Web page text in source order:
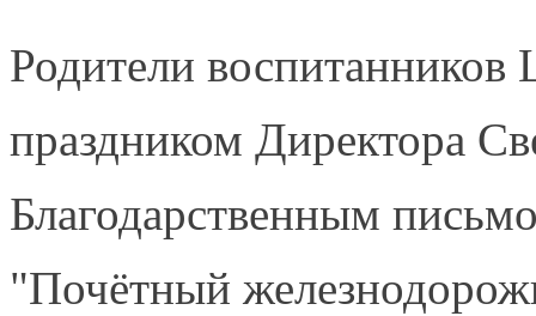
Родители
праздником Директора
Благодарственным
"Почётный